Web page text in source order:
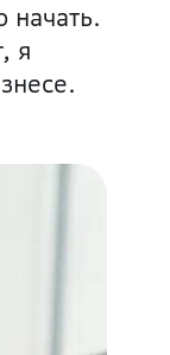
начать.
я